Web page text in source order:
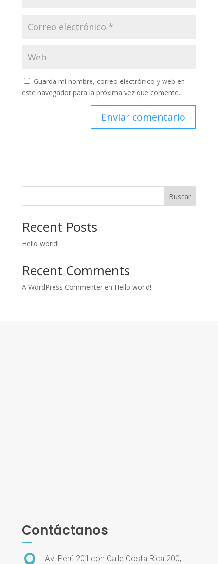
Guarda mi nombre, correo electrónico y web en
este navegador para la próxima vez que comente.
Buscar
Recent Posts
Hello world!
Recent Comments
A WordPress Commenteren Hello world!
Contáctanos
 Av. Perú 201 con Calle Costa Rica 200,